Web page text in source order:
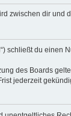
zwischen dir
schließt du
des Boards
jederzeit